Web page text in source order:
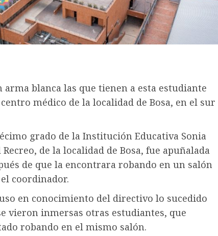
arma blanca las que tienen a esta estudiante
médico de la localidad de Bosa, en el sur
grado de la Institución Educativa Sonia
de la localidad de Bosa, fue apuñalada
de que la encontrara robando en un salón
coordinador.
en conocimiento del directivo lo sucedido
vieron inmersas otras estudiantes, que
robando en el mismo salón.